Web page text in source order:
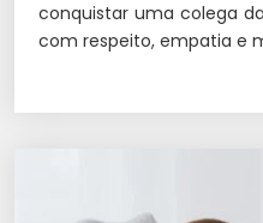
conquistar uma colega
com respeito, empatia e